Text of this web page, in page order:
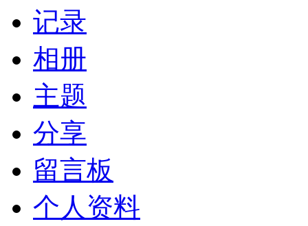
记录
相册
主题
分享
留言板
个人资料